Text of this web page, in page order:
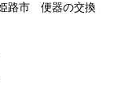
路市 便器の交換